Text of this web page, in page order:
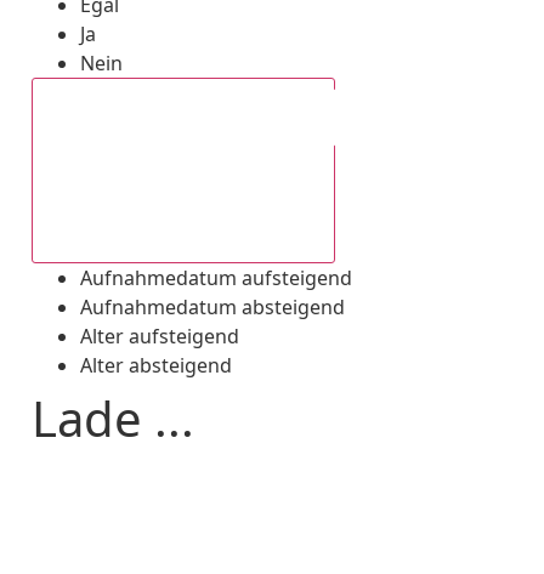
Ja
Nein
Aufnahmedatum aufsteigend
Aufnahmedatum absteigend
Alter aufsteigend
Alter absteigend
Lade ...